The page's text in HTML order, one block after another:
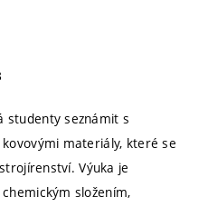
studenty seznámit s
materiály, které se
Výuka je
složením,